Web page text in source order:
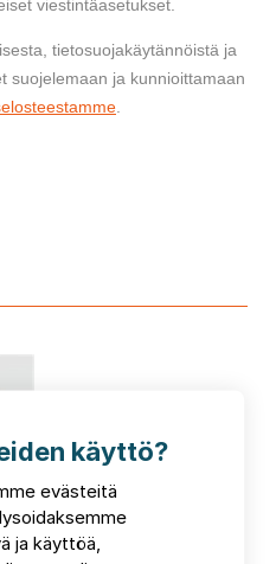
käyttö?
evästeitä
ja käyttöä,